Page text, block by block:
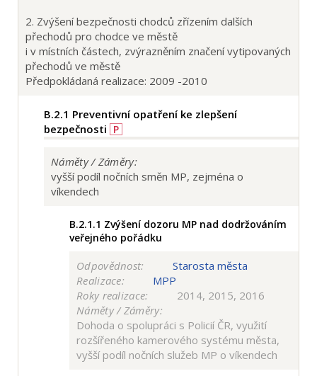
2. Zvýšení bezpečnosti chodců zřízením dalších
přechodů pro chodce ve městě
i v místních částech, zvýrazněním značení vytipovaných
přechodů ve městě
Předpokládaná realizace: 2009 -2010
B.2.1 Preventivní opatření ke zlepšení
bezpečnosti P
Náměty / Záměry:
vyšší podíl nočních směn MP, zejména o
víkendech
B.2.1.1 Zvýšení dozoru MP nad dodržováním
veřejného pořádku
Odpovědnost:
Starosta města
Realizace:
MPP
Roky realizace:
2014, 2015, 2016
Náměty / Záměry:
Dohoda o spolupráci s Policií ČR, využití
rozšířeného kamerového systému města,
vyšší podíl nočních služeb MP o víkendech